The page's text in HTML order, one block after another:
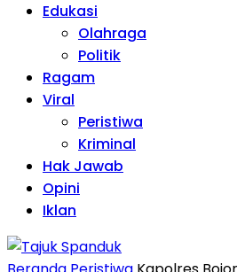
Edukasi
Olahraga
Politik
Ragam
Viral
Peristiwa
Kriminal
Hak Jawab
Opini
Iklan